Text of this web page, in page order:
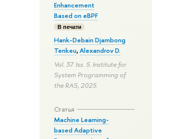
Enhancement
Based on eBPF
В печати
Hank-Debain Djambong
Tenkeu,Alexandrov D.
Vol. 37. Iss. 5. Institute for
System Programming of
the RAS, 2025.
Статья
Machine Learning-
based Adaptive